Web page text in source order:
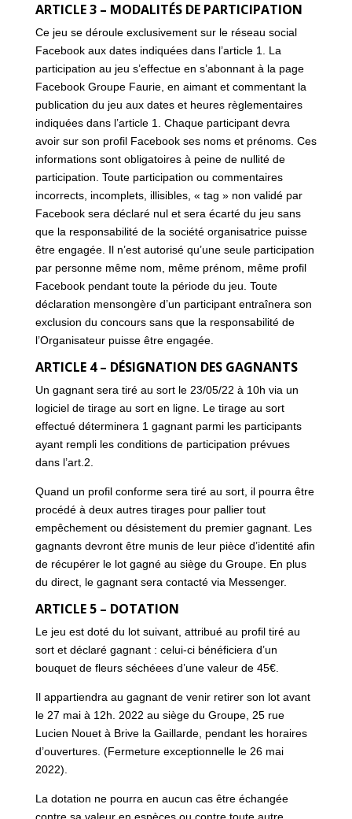
ARTICLE 3 – MODALITÉS DE PARTICIPATION
Ce jeu se déroule exclusivement sur le réseau social
Facebook aux dates indiquées dans l’article 1. La
participation au jeu s’effectue en s’abonnant à la page
Facebook Groupe Faurie, en aimant et commentant la
publication du jeu aux dates et heures règlementaires
indiquées dans l’article 1. Chaque participant devra
avoir sur son profil Facebook ses noms et prénoms. Ces
informations sont obligatoires à peine de nullité de
participation. Toute participation ou commentaires
incorrects, incomplets, illisibles, « tag » non validé par
Facebook sera déclaré nul et sera écarté du jeu sans
que la responsabilité de la société organisatrice puisse
être engagée. Il n’est autorisé qu’une seule participation
par personne même nom, même prénom, même profil
Facebook pendant toute la période du jeu. Toute
déclaration mensongère d’un participant entraînera son
exclusion du concours sans que la responsabilité de
l’Organisateur puisse être engagée.
ARTICLE 4 – DÉSIGNATION DES GAGNANTS
Un gagnant sera tiré au sort le 23/05/22 à 10h via un
logiciel de tirage au sort en ligne. Le tirage au sort
effectué déterminera 1 gagnant parmi les participants
ayant rempli les conditions de participation prévues
dans l’art.2.
Quand un profil conforme sera tiré au sort, il pourra être
procédé à deux autres tirages pour pallier tout
empêchement ou désistement du premier gagnant. Les
gagnants devront être munis de leur pièce d’identité afin
de récupérer le lot gagné au siège du Groupe. En plus
du direct, le gagnant sera contacté via Messenger.
ARTICLE 5 – DOTATION
Le jeu est doté du lot suivant, attribué au profil tiré au
sort et déclaré gagnant : celui-ci bénéficiera d’un
bouquet de fleurs séchéees d’une valeur de 45€.
Il appartiendra au gagnant de venir retirer son lot avant
le 27 mai à 12h. 2022 au siège du Groupe, 25 rue
Lucien Nouet à Brive la Gaillarde, pendant les horaires
d’ouvertures. (Fermeture exceptionnelle le 26 mai
2022).
La dotation ne pourra en aucun cas être échangée